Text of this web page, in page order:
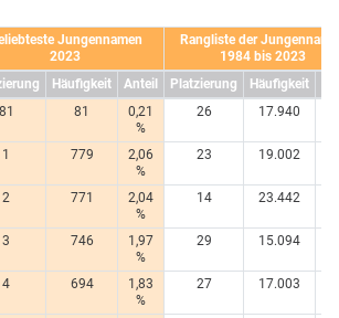
Jungennamen
2023
Rangliste der
1984 bis 2023
Häufigkeit Anteil Platzierung Häufigkeit
81 81
0,21
%
26 17.940
1 779
2,06
%
23 19.002
2 771
2,04
%
14 23.442
3 746
1,97
%
29 15.094
4 694
1,83
%
27 17.003